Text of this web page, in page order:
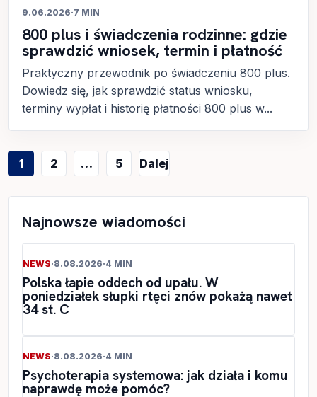
9.06.2026·7 MIN
800 plus i świadczenia rodzinne: gdzie
sprawdzić wniosek, termin i płatność
Praktyczny przewodnik po świadczeniu 800 plus.
Dowiedz się, jak sprawdzić status wniosku,
terminy wypłat i historię płatności 800 plus w...
Stronicowanie
1 2 … 5 Dalej
Najnowsze wiadomości
NEWS·8.08.2026·4 MIN
Polska łapie oddech od upału. W
poniedziałek słupki rtęci znów pokażą nawet
34 st. C
NEWS·8.08.2026·4 MIN
Psychoterapia systemowa: jak działa i komu
naprawdę może pomóc?